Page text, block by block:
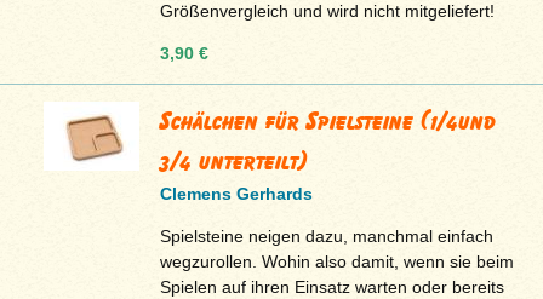
Größenvergleich und wird nicht mitgeliefert!
3,90 €
Schälchen für Spielsteine (1/4und
3/4 unterteilt)
Clemens Gerhards
Spielsteine neigen dazu, manchmal einfach
wegzurollen. Wohin also damit, wenn sie beim
Spielen auf ihren Einsatz warten oder bereits